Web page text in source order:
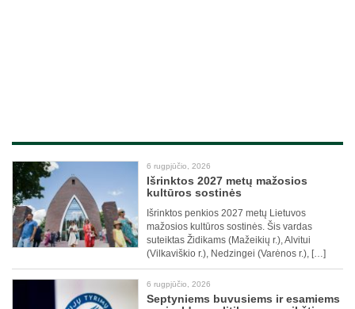
6 rugpjūčio, 2026
Išrinktos 2027 metų mažosios
kultūros sostinės
Išrinktos penkios 2027 metų Lietuvos
mažosios kultūros sostinės. Šis vardas
suteiktas Židikams (Mažeikių r.), Alvitui
(Vilkaviškio r.), Nedzingei (Varėnos r.), […]
6 rugpjūčio, 2026
Septyniems buvusiems ir esamiems